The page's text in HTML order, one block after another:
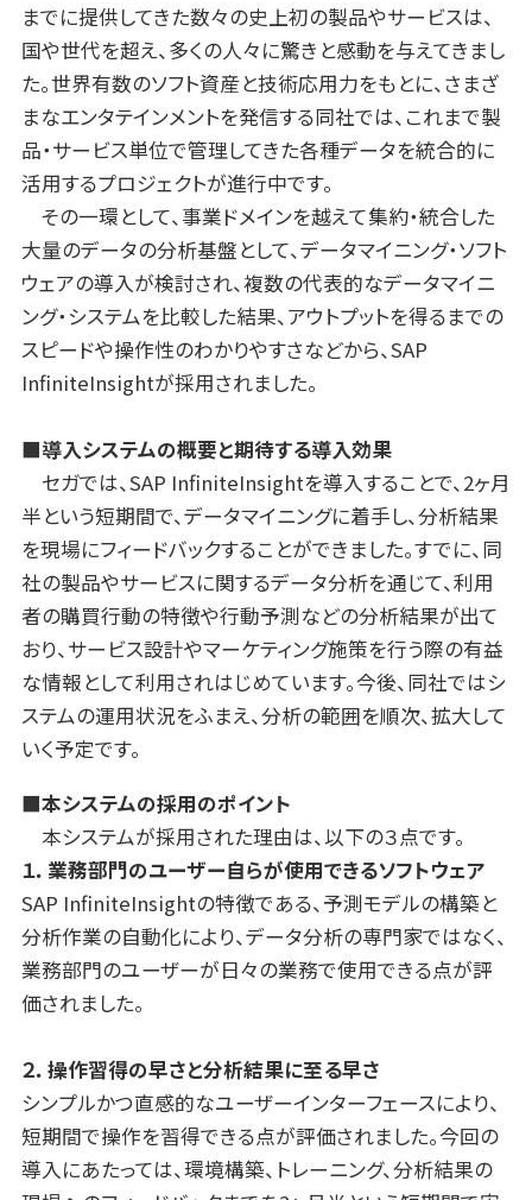
までに提供してきた数々の史上初の製品やサービスは、
国や世代を超え、多くの人々に驚きと感動を与えてきまし
た。世界有数のソフト資産と技術応用力をもとに、さまざ
まなエンタテインメントを発信する同社では、これまで製
品・サービス単位で管理してきた各種データを統合的に
活用するプロジェクトが進行中です。
その一環として、事業ドメインを越えて集約・統合した
大量のデータの分析基盤として、データマイニング・ソフト
ウェアの導入が検討され、複数の代表的なデータマイニ
ング・システムを比較した結果、アウトプットを得るまでの
スピードや操作性のわかりやすさなどから、SAP
InfiniteInsightが採用されました。
■導入システムの概要と期待する導入効果
セガでは、SAP InfiniteInsightを導入することで、2ヶ月
半という短期間で、データマイニングに着手し、分析結果
を現場にフィードバックすることができました。すでに、同
社の製品やサービスに関するデータ分析を通じて、利用
者の購買行動の特徴や行動予測などの分析結果が出て
おり、サービス設計やマーケティング施策を行う際の有益
な情報として利用されはじめています。今後、同社ではシ
ステムの運用状況をふまえ、分析の範囲を順次、拡大して
いく予定です。
■本システムの採用のポイント
本システムが採用された理由は、以下の３点です。
１．業務部門のユーザー自らが使用できるソフトウェア
SAP InfiniteInsightの特徴である、予測モデルの構築と
分析作業の自動化により、データ分析の専門家ではなく、
業務部門のユーザーが日々の業務で使用できる点が評
価されました。
２．操作習得の早さと分析結果に至る早さ
シンプルかつ直感的なユーザーインターフェースにより、
短期間で操作を習得できる点が評価されました。今回の
導入にあたっては、環境構築、トレーニング、分析結果の